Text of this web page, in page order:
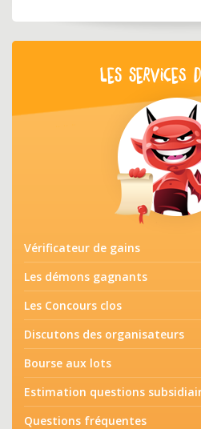
LES SERVICES
Vérificateur de gains
Les démons gagnants
Les Concours clos
Discutons des organisateurs
Bourse aux lots
Estimation questions
Questions fréquentes